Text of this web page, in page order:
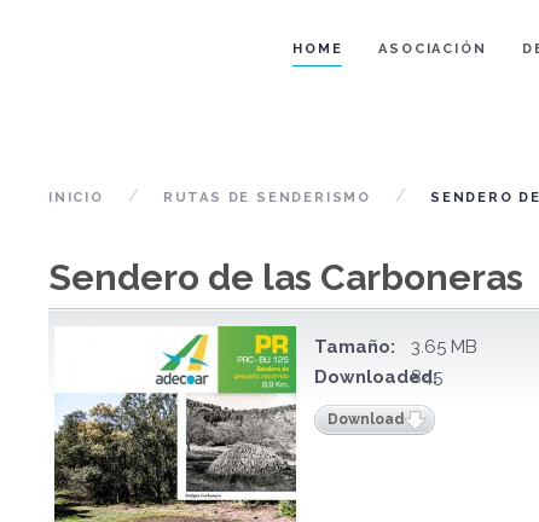
HOME ASOCIACIÓN
INICIO RUTAS DE SENDERISMO SENDERO
Sendero de las Carboneras
Tamaño: 3.65 MB
Downloaded:
845
Download